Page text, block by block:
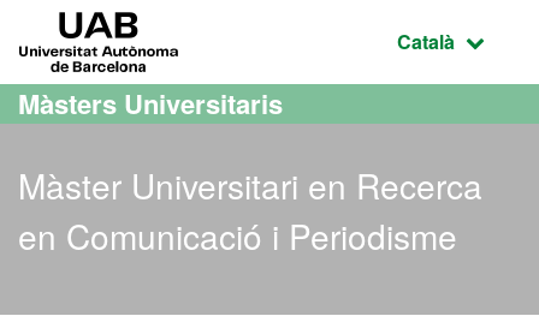
Ves al contingut principal
Ves a la navegació de la pàgina
Idioma
Català
Màsters Universitaris
Màster Universitari en Recerca
en Comunicació i Periodisme